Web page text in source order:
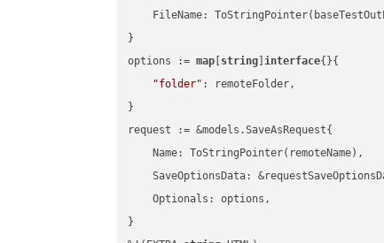
FileName:
}
options := map string ]interface{}{
"folder" : remoteFolder,
}
request := &models.SaveAsRequest{
    Name: ToStringPointer(remoteName),
SaveOptionsData:
    Optionals: options,
}